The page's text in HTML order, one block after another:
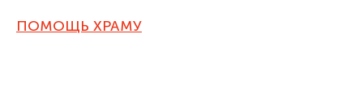
ПОМОЩЬ ХРАМУ